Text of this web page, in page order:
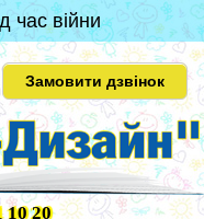
час війни
Замовити дзвінок
10 20